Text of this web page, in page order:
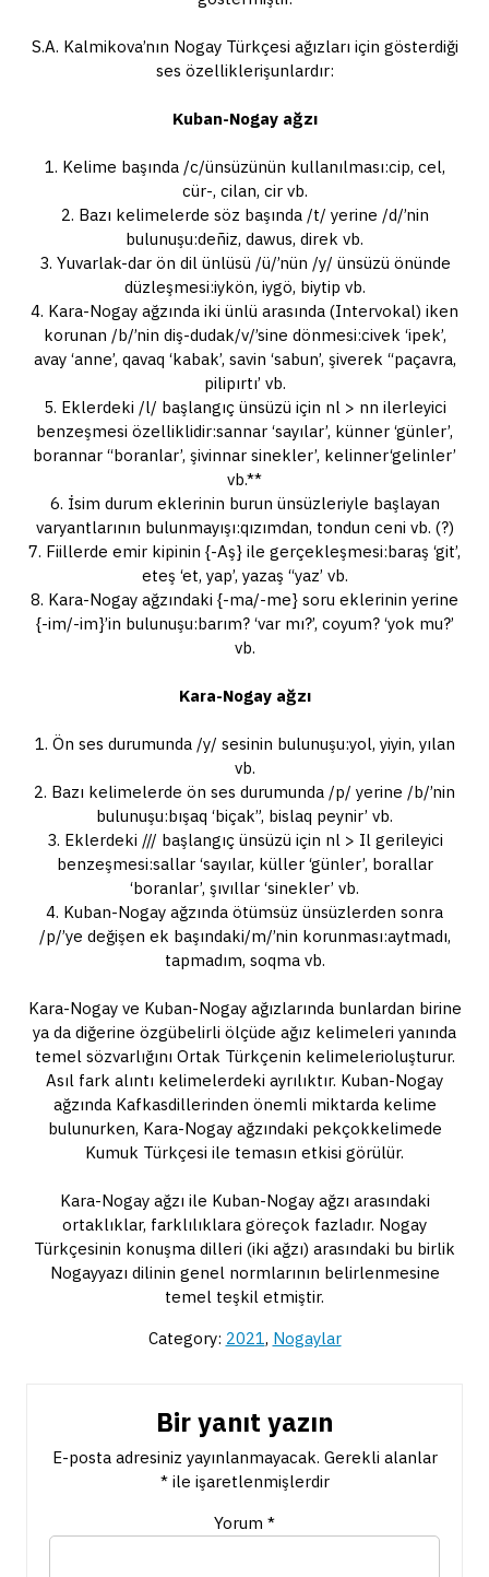
S.A. Kalmikova’nın Nogay Türkçesi ağızları için gösterdiği
ses özelliklerişunlardır:
Kuban-Nogay ağzı
1. Kelime başında /c/ünsüzünün kullanılması:cip, cel,
cür-, cilan, cir vb.
2. Bazı kelimelerde söz başında /t/ yerine /d/’nin
bulunuşu:deñiz, dawus, direk vb.
3. Yuvarlak-dar ön dil ünlüsü /ü/’nün /y/ ünsüzü önünde
düzleşmesi:iykön, iygö, biytip vb.
4. Kara-Nogay ağzında iki ünlü arasında (Intervokal) iken
korunan /b/’nin diş-dudak/v/’sine dönmesi:civek ‘ipek’,
avay ‘anne’, qavaq ‘kabak’, savin ‘sabun’, şiverek “paçavra,
pilipırtı’ vb.
5. Eklerdeki /l/ başlangıç ünsüzü için nl > nn ilerleyici
benzeşmesi özelliklidir:sannar ‘sayılar’, künner ‘günler’,
borannar “boranlar’, şivinnar sinekler’, kelinner‘gelinler’
vb.**
6. İsim durum eklerinin burun ünsüzleriyle başlayan
varyantlarının bulunmayışı:qızımdan, tondun ceni vb. (?)
7. Fiillerde emir kipinin {-Aş} ile gerçekleşmesi:baraş ‘git’,
eteş ‘et, yap’, yazaş “yaz’ vb.
8. Kara-Nogay ağzındaki {-ma/-me} soru eklerinin yerine
{-im/-im}’in bulunuşu:barım? ‘var mı?’, coyum? ‘yok mu?’
vb.
Kara-Nogay ağzı
1. Ön ses durumunda /y/ sesinin bulunuşu:yol, yiyin, yılan
vb.
2. Bazı kelimelerde ön ses durumunda /p/ yerine /b/’nin
bulunuşu:bışaq ‘biçak”, bislaq peynir’ vb.
3. Eklerdeki /// başlangıç ünsüzü için nl > Il gerileyici
benzeşmesi:sallar ‘sayılar, küller ‘günler’, borallar
‘boranlar’, şıvıllar ‘sinekler’ vb.
4. Kuban-Nogay ağzında ötümsüz ünsüzlerden sonra
/p/’ye değişen ek başındaki/m/’nin korunması:aytmadı,
tapmadım, soqma vb.
Kara-Nogay ve Kuban-Nogay ağızlarında bunlardan birine
ya da diğerine özgübelirli ölçüde ağız kelimeleri yanında
temel sözvarlığını Ortak Türkçenin kelimelerioluşturur.
Asıl fark alıntı kelimelerdeki ayrılıktır. Kuban-Nogay
ağzında Kafkasdillerinden önemli miktarda kelime
bulunurken, Kara-Nogay ağzındaki pekçokkelimede
Kumuk Türkçesi ile temasın etkisi görülür.
Kara-Nogay ağzı ile Kuban-Nogay ağzı arasındaki
ortaklıklar, farklılıklara göreçok fazladır. Nogay
Türkçesinin konuşma dilleri (iki ağzı) arasındaki bu birlik
Nogayyazı dilinin genel normlarının belirlenmesine
temel teşkil etmiştir.
Category: 2021, Nogaylar
Bir yanıt yazın
E-posta adresiniz yayınlanmayacak. Gerekli alanlar
*ile işaretlenmişlerdir
Yorum *